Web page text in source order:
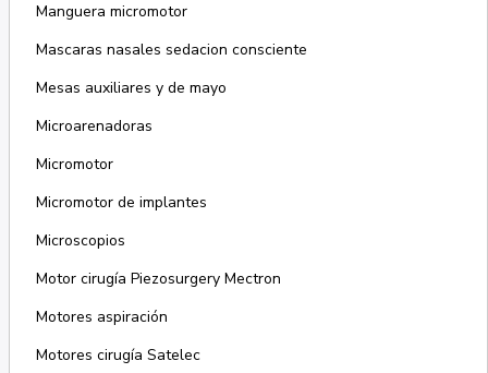
Manguera micromotor
Mascaras nasales sedacion consciente
Mesas auxiliares y de mayo
Microarenadoras
Micromotor
Micromotor de implantes
Microscopios
Motor cirugía Piezosurgery Mectron
Motores aspiración
Motores cirugía Satelec